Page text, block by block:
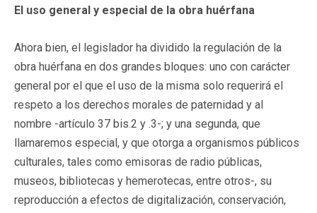
El uso general y especial de la obra huérfana
Ahora bien, el legislador ha dividido la regulación de la
obra huérfana en dos grandes bloques: uno con carácter
general por el que el uso de la misma solo requerirá el
respeto a los derechos morales de paternidad y al
nombre -artículo 37 bis.2 y .3-; y una segunda, que
llamaremos especial, y que otorga a organismos públicos
culturales, tales como emisoras de radio públicas,
museos, bibliotecas y hemerotecas, entre otros-, su
reproducción a efectos de digitalización, conservación,